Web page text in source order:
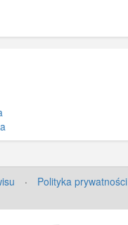
· Polityka prywatności